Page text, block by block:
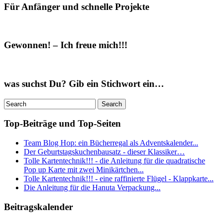
Für Anfänger und schnelle Projekte
Gewonnen! – Ich freue mich!!!
was suchst Du? Gib ein Stichwort ein…
Top-Beiträge und Top-Seiten
Team Blog Hop: ein Bücherregal als Adventskalender...
Der Geburtstagskuchenbausatz - dieser Klassiker…
Tolle Kartentechnik!!! - die Anleitung für die quadratische
Pop up Karte mit zwei Minikärtchen...
Tolle Kartentechnik!!! - eine raffinierte Flügel - Klappkarte...
Die Anleitung für die Hanuta Verpackung...
Beitragskalender